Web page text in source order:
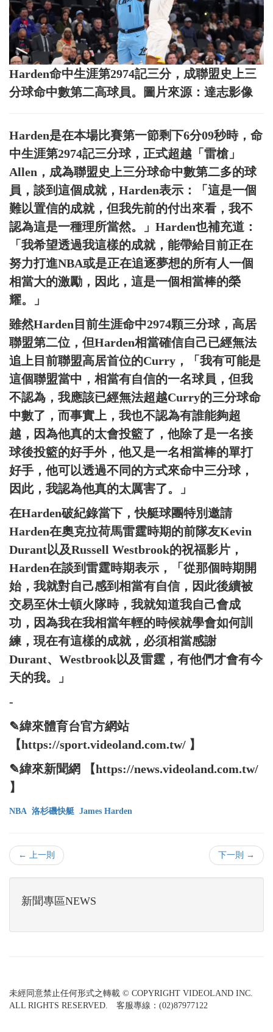
Harden命中生涯第2974記三分，成聯盟史上三
分球命中數第二高球員。圖片來源：達志影像
Harden是在本場比賽第一節剩下6分09秒時，命
中生涯第2974記三分球，正式超越「雷槍」
Allen，成為聯盟史上三分球命中數第二多的球
員，談到這個成就，Harden表示：「這是一個
難以置信的成就，但我先前的付出來看，我不
認為這是一種理所當然。」Harden也補充道：
「我希望透過我這樣的成就，能帶給目前正在
努力打進NBA或是正在追逐夢想的所有人一個
相當大的激勵，因此，這是一個相當棒的榮
耀。」
雖然Harden目前生涯命中2974顆三分球，高居
聯盟第二位，但Harden相當確信自己已經無法
追上目前聯盟高居首位的Curry，「我有可能是
這個聯盟當中，相當有自信的一名球員，但我
不認為，我應該已經無法超越Curry的三分球命
中數了，而事實上，我也不認為有誰能夠超
越，因為他真的太會投籃了，他除了是一名接
球後投籃的好手外，他又是一名相當棒的單打
好手，他可以透過不同的方式來命中三分球，
因此，我認為他真的太厲害了。」
在Harden破紀錄當下，快艇球團特別邀請
Harden在奧克拉荷馬雷霆時期的前隊友Kevin
Durant以及Russell Westbrook的祝福影片，
Harden在談到雷霆時期表示，「從那個時期開
始，我就對自己感到相當有自信，因此後續被
交易至休士頓火隊時，我就知道我自己會成
功，因為我在我相當年輕的時候就學會如何訓
練，現在有這樣的成就，必須相當感謝
Durant、Westbrook以及雷霆，有他們才會有今
天的我。」
-
✎緯來體育台官方網站
【https://sport.videoland.com.tw/ 】
✎緯來新聞網 【https://news.videoland.com.tw/
】
NBA 洛杉磯快艇 James Harden
← 上一則 下一則 →
新聞專區NEWS
未經同意禁止任何形式之轉載 © COPYRIGHT VIDEOLAND INC.
ALL RIGHTS RESERVED. 客服專線：(02)87977122